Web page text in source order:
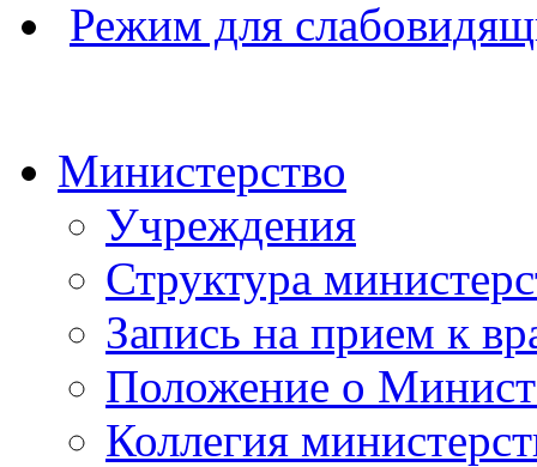
Режим для
Министерство
Учреждения
Структура
Запись на прием к
Положение о
Коллегия